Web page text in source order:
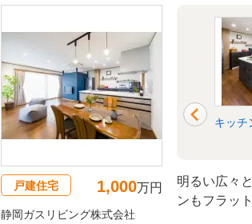
戸建住宅 1,000万円
静岡ガスリビング株式会社
リビング 洋室 キッチ
明るい広々
ンもフラッ